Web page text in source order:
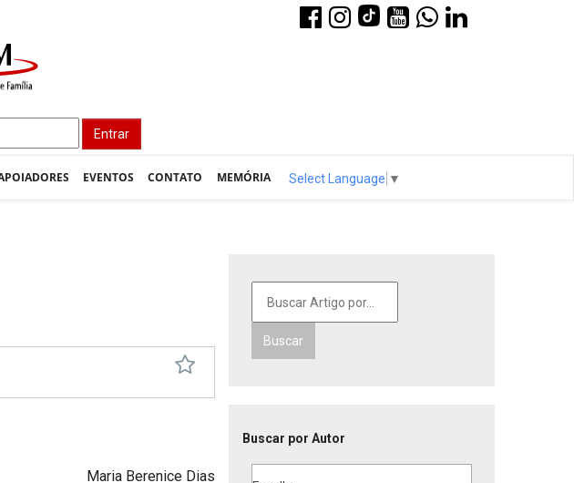
Entrar
EVENTOS CONTATO MEMÓRIA Select Language ▼
Maria Berenice Dias
Buscar
Buscar por Autor